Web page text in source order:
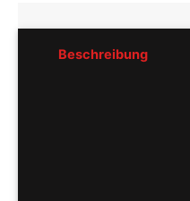
Beschreibung